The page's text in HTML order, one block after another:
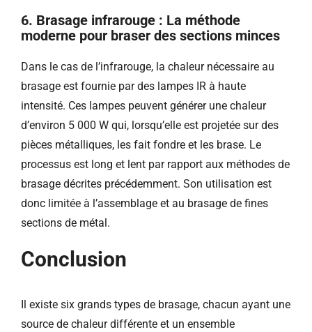
6. Brasage infrarouge : La méthode
moderne pour braser des sections minces
Dans le cas de l’infrarouge, la chaleur nécessaire au
brasage est fournie par des lampes IR à haute
intensité. Ces lampes peuvent générer une chaleur
d’environ 5 000 W qui, lorsqu’elle est projetée sur des
pièces métalliques, les fait fondre et les brase. Le
processus est long et lent par rapport aux méthodes de
brasage décrites précédemment. Son utilisation est
donc limitée à l’assemblage et au brasage de fines
sections de métal.
Conclusion
Il existe six grands types de brasage, chacun ayant une
source de chaleur différente et un ensemble